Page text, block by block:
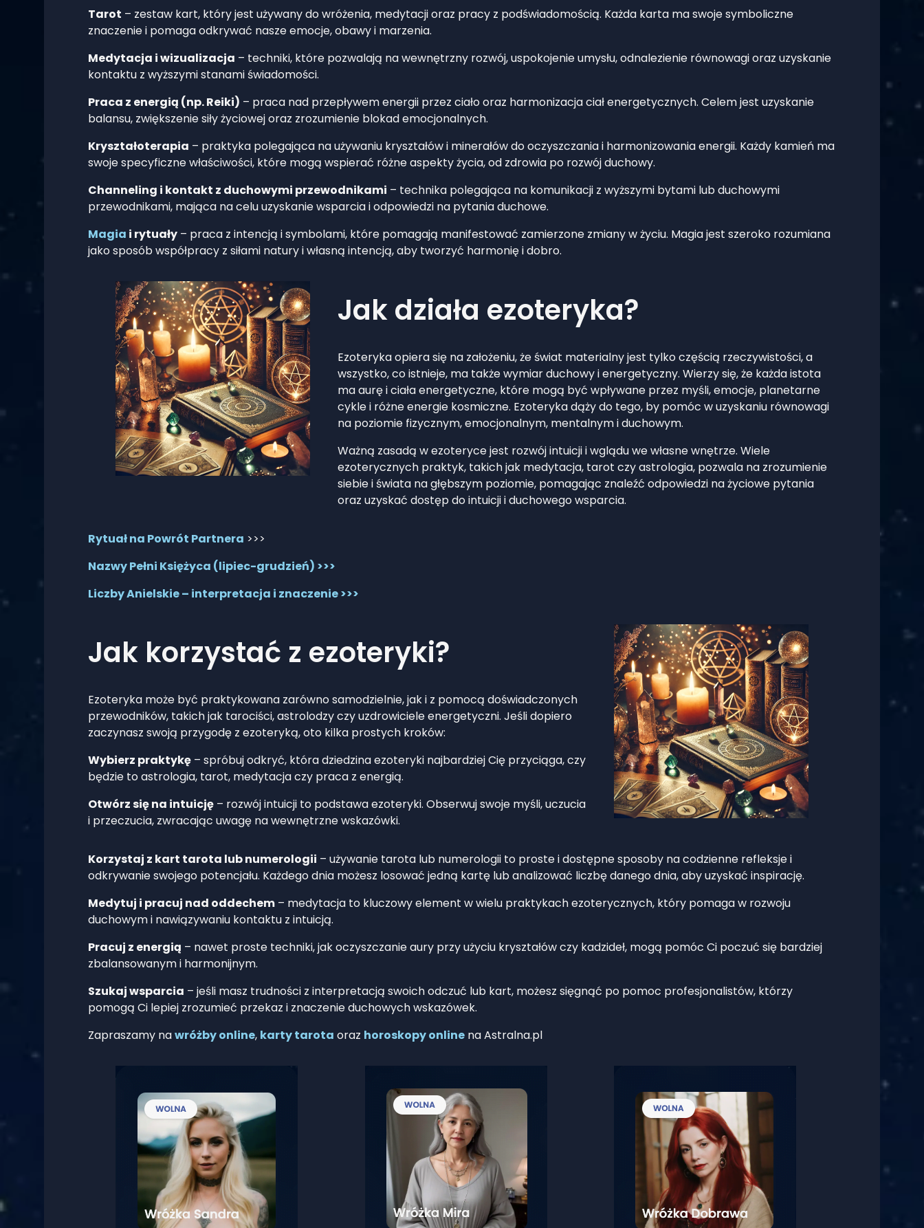
Tarot – zestaw kart, który jest używany do wróżenia, medytacji oraz pracy z podświadomością. Każda karta ma swoje symboliczne
znaczenie i pomaga odkrywać nasze emocje, obawy i marzenia.
Medytacja i wizualizacja – techniki, które pozwalają na wewnętrzny rozwój, uspokojenie umysłu, odnalezienie równowagi oraz uzyskanie
kontaktu z wyższymi stanami świadomości.
Praca z energią (np. Reiki) – praca nad przepływem energii przez ciało oraz harmonizacja ciał energetycznych. Celem jest uzyskanie
balansu, zwiększenie siły życiowej oraz zrozumienie blokad emocjonalnych.
Kryształoterapia – praktyka polegająca na używaniu kryształów i minerałów do oczyszczania i harmonizowania energii. Każdy kamień ma
swoje specyficzne właściwości, które mogą wspierać różne aspekty życia, od zdrowia po rozwój duchowy.
Channeling i kontakt z duchowymi przewodnikami – technika polegająca na komunikacji z wyższymi bytami lub duchowymi
przewodnikami, mająca na celu uzyskanie wsparcia i odpowiedzi na pytania duchowe.
Magia i rytuały – praca z intencją i symbolami, które pomagają manifestować zamierzone zmiany w życiu. Magia jest szeroko rozumiana
jako sposób współpracy z siłami natury i własną intencją, aby tworzyć harmonię i dobro.
Jak działa ezoteryka?
Ezoteryka opiera się na założeniu, że świat materialny jest tylko częścią rzeczywistości, a
wszystko, co istnieje, ma także wymiar duchowy i energetyczny. Wierzy się, że każda istota
ma aurę i ciała energetyczne, które mogą być wpływane przez myśli, emocje, planetarne
cykle i różne energie kosmiczne. Ezoteryka dąży do tego, by pomóc w uzyskaniu równowagi
na poziomie fizycznym, emocjonalnym, mentalnym i duchowym.
Ważną zasadą w ezoteryce jest rozwój intuicji i wglądu we własne wnętrze. Wiele
ezoterycznych praktyk, takich jak medytacja, tarot czy astrologia, pozwala na zrozumienie
siebie i świata na głębszym poziomie, pomagając znaleźć odpowiedzi na życiowe pytania
oraz uzyskać dostęp do intuicji i duchowego wsparcia.
Rytuał na Powrót Partnera >>>
Nazwy Pełni Księżyca (lipiec-grudzień) >>>
Liczby Anielskie – interpretacja i znaczenie >>>
Jak korzystać z ezoteryki?
Ezoteryka może być praktykowana zarówno samodzielnie, jak i z pomocą doświadczonych
przewodników, takich jak tarociści, astrolodzy czy uzdrowiciele energetyczni. Jeśli dopiero
zaczynasz swoją przygodę z ezoteryką, oto kilka prostych kroków:
Wybierz praktykę – spróbuj odkryć, która dziedzina ezoteryki najbardziej Cię przyciąga, czy
będzie to astrologia, tarot, medytacja czy praca z energią.
Otwórz się na intuicję – rozwój intuicji to podstawa ezoteryki. Obserwuj swoje myśli, uczucia
i przeczucia, zwracając uwagę na wewnętrzne wskazówki.
Korzystaj z kart tarota lub numerologii – używanie tarota lub numerologii to proste i dostępne sposoby na codzienne refleksje i
odkrywanie swojego potencjału. Każdego dnia możesz losować jedną kartę lub analizować liczbę danego dnia, aby uzyskać inspirację.
Medytuj i pracuj nad oddechem – medytacja to kluczowy element w wielu praktykach ezoterycznych, który pomaga w rozwoju
duchowym i nawiązywaniu kontaktu z intuicją.
Pracuj z energią – nawet proste techniki, jak oczyszczanie aury przy użyciu kryształów czy kadzideł, mogą pomóc Ci poczuć się bardziej
zbalansowanym i harmonijnym.
Szukaj wsparcia – jeśli masz trudności z interpretacją swoich odczuć lub kart, możesz sięgnąć po pomoc profesjonalistów, którzy
pomogą Ci lepiej zrozumieć przekaz i znaczenie duchowych wskazówek.
Zapraszamy nawróżby online, karty tarota oraz horoskopy online na Astralna.pl